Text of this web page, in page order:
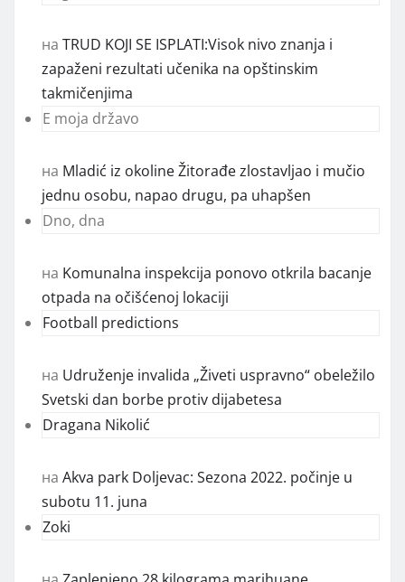
на TRUD KOJI SE ISPLATI:Visok nivo znanja i
zapaženi rezultati učenika na opštinskim
takmičenjima
E moja državo
на Mladić iz okoline Žitorađe zlostavljao i mučio
jednu osobu, napao drugu, pa uhapšen
Dno, dna
на Komunalna inspekcija ponovo otkrila bacanje
otpada na očišćenoj lokaciji
Football predictions
на Udruženje invalida „Živeti uspravno“ obeležilo
Svetski dan borbe protiv dijabetesa
Dragana Nikolić
на Akva park Doljevac: Sezona 2022. počinje u
subotu 11. juna
Zoki